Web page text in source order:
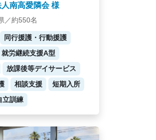
南高愛隣会 様
／約550名
同行援護・行動援護
就労継続支援A型
放課後等デイサービス
相談支援
短期入所
立訓練